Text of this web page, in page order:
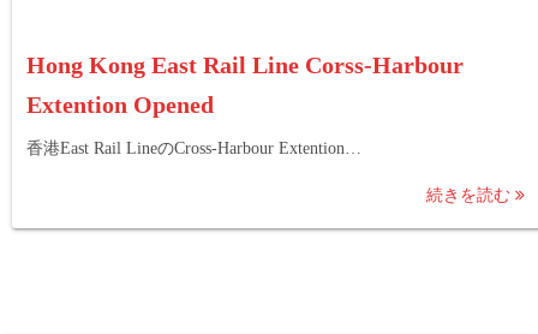
Hong Kong East Rail Line Corss-Harbour
Extention Opened
香港East Rail LineのCross-Harbour Extention…
続きを読む